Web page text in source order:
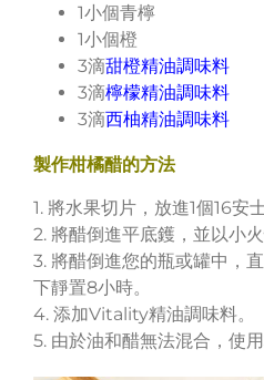
1小個青檸
1小個橙
3滴甜橙精油調味料
3滴檸檬精油調味料
3滴西柚精油調味料
製作柑橘醋的方法
1. 將水果切片，放進1個16安
2. 將醋倒進平底鑊，並以小火
3. 將醋倒進您的瓶或罐中，
下靜置8小時。
4. 添加Vitality精油調味料。
5. 由於油和醋無法混合，使